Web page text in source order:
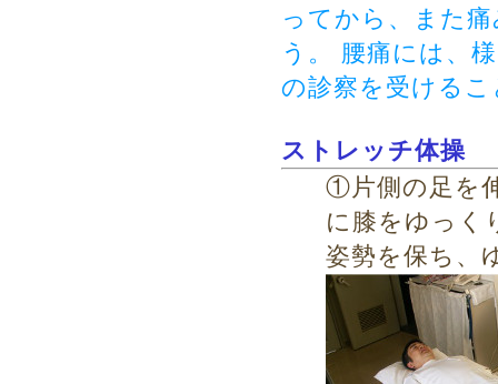
ってから、また
う。 腰痛には、
の診察を受ける
ストレッチ体操
①片側の足を
に膝をゆっく
姿勢を保ち、